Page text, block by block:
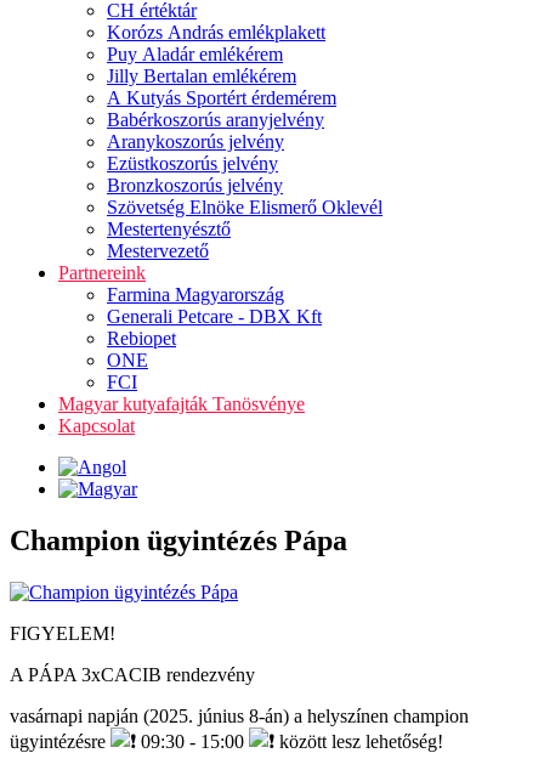
CH értéktár
Korózs András emlékplakett
Puy Aladár emlékérem
Jilly Bertalan emlékérem
A Kutyás Sportért érdemérem
Babérkoszorús aranyjelvény
Aranykoszorús jelvény
Ezüstkoszorús jelvény
Bronzkoszorús jelvény
Szövetség Elnöke Elismerő Oklevél
Mestertenyésztő
Mestervezető
Partnereink
Farmina Magyarország
Generali Petcare - DBX Kft
Rebiopet
ONE
FCI
Magyar kutyafajták Tanösvénye
Kapcsolat
Champion ügyintézés Pápa
FIGYELEM!
A PÁPA 3xCACIB rendezvény
vasárnapi napján (2025. június 8-án) a helyszínen champion
ügyintézésre
09:30 - 15:00 között lesz lehetőség!